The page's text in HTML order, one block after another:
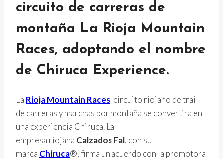
circuito de carreras de
montaña La Rioja Mountain
Races, adoptando el nombre
de Chiruca Experience.
La Rioja Mountain Races, circuito riojano de trail
de carreras y marchas por montaña se convertirá en
una experiencia Chiruca. La
empresa riojana Calzados Fal, con su
marca Chiruca®, firma un acuerdo con la promotora